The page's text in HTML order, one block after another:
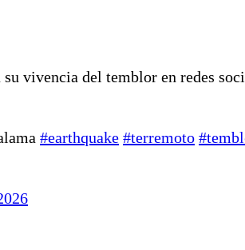
vivencia del temblor en redes
#earthquake #terremoto